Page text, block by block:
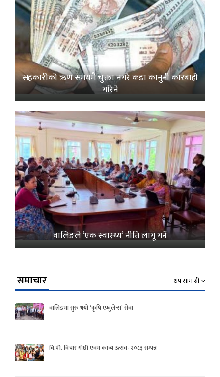
सहकारीको ऋण समयमै चुक्ता नगरे कडा कानुनी कारबाही
गरिने
वालिङले ‘एक स्वास्थ्य’ नीति लागू गर्ने
समाचार थप सामाग्री
वालिङमा सुरु भयो ‘कृषि एम्बुलेन्स’ सेवा
बि.पी. विचार गोष्ठी एवम काव्य उत्सव- २०८३ सम्पन्न